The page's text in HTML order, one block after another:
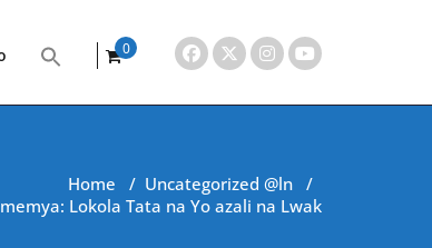
0
Home / Uncategorized @ln /
Lokola Tata na Yo azali na Lwak